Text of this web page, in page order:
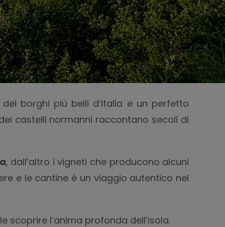
borghi più belli d’Italia e un perfetto
castelli normanni raccontano secoli di
, dall’altro i vigneti che producono alcuni
e le cantine è un viaggio autentico nel
l’anima profonda dell’isola.